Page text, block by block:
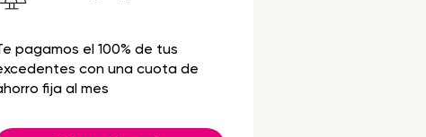
pagamos el 100% de tus
con una cuota de
fija al mes